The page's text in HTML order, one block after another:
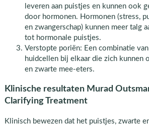
leveren aan puistjes en kunnen ook
door hormonen. Hormonen (stress,
en zwangerschap) kunnen meer talg
tot hormonale puistjes.
Verstopte poriën: Een combinatie
huidcellen bij elkaar die zich
en zwarte mee-eters.
Klinische resultaten Murad
Clarifying Treatment
Klinisch bewezen dat het puistjes, zwarte